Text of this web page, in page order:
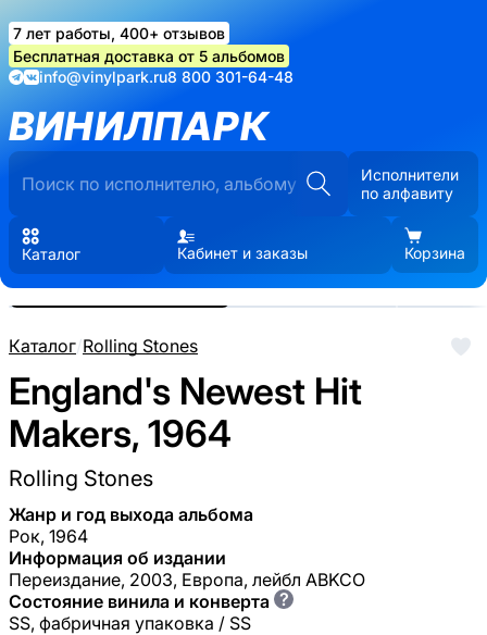
7 лет работы, 400+ отзывов
Бесплатная доставка от 5 альбомов
info@vinylpark.ru8 800 301-64-48
ВИНИЛПАРК
Исполнители
по алфавиту
Каталог Кабинет и заказы Корзина
Каталог/Rolling Stones
England's Newest Hit
Makers, 1964
Rolling Stones
Жанр и год выхода альбома
Рок, 1964
Информация об издании
Переиздание, 2003, Европа, лейбл ABKCO
Состояние винила и конверта ?
SS, фабричная упаковка / SS
Реальные фото пластинки.
Нажмите, чтобы увеличить